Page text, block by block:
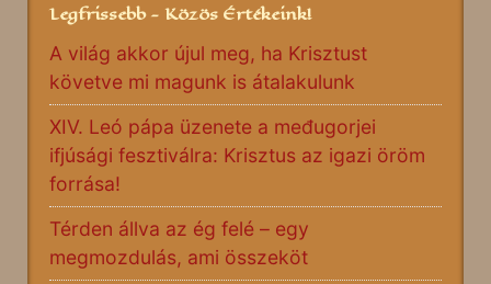
Legfrissebb - Közös Értékeink!
A világ akkor újul meg, ha Krisztust
követve mi magunk is átalakulunk
XIV. Leó pápa üzenete a međugorjei
ifjúsági fesztiválra: Krisztus az igazi öröm
forrása!
Térden állva az ég felé – egy
megmozdulás, ami összeköt